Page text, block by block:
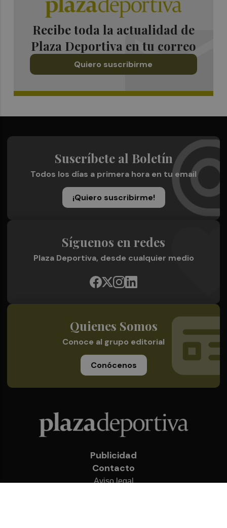
Recibe toda la actualidad de
Plaza Deportiva en tu correo
Quiero suscribirme
Suscríbete al Boletín
Todos los días a primera hora en tu email
¡Quiero suscribirme!
Síguenos en redes
Plaza Deportiva, desde cualquier medio
Quienes Somos
Conoce al grupo editorial
Conócenos
Publicidad
Contacto
Aviso legal